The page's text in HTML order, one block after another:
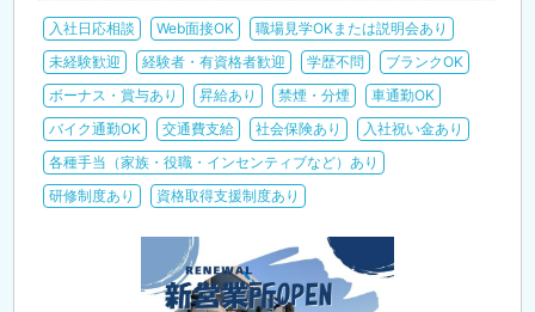
入社日応相談 Web面接OK
職場見学OKまたは説明会あり
未経験歓迎
経験者・有資格者歓迎 学歴不問
ブランクOK
ボーナス・賞与あり
昇給あり 禁煙・分煙
車通勤OK
バイク通勤OK
交通費支給 社会保険あり
入社祝い金あり
各種手当（家族・役職・インセンティブなど）あり
研修制度あり
資格取得支援制度あり